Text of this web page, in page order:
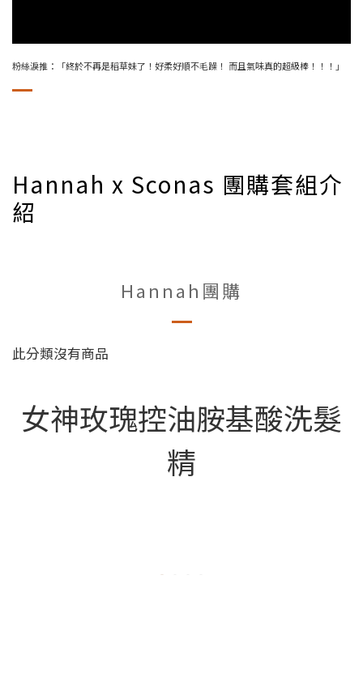
粉絲淚推：「終於不再是稻草妹了！好柔好順不毛躁！ 而且氣味真的超級棒！！！」
Hannah x Sconas 團購套組介
紹
Hannah團購
此分類沒有商品
女神玫瑰控油胺基酸洗髮
精